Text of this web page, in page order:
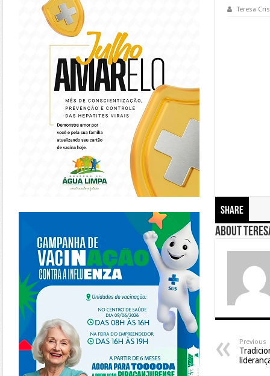
Teresa
Share
About
Previous
https://piracanjuba.go.gov.br/